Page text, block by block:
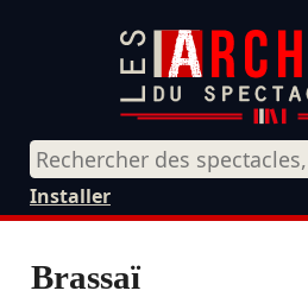
Installer
Brassaï